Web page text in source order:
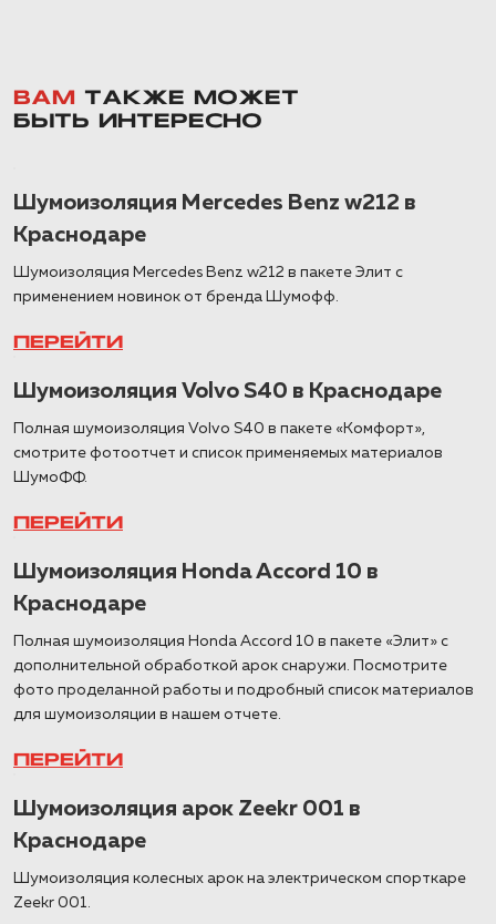
ВАМ
ТАКЖЕ МОЖЕТ
БЫТЬ ИНТЕРЕСНО
Шумоизоляция Mercedes Benz w212 в
Краснодаре
Шумоизоляция Mercedes Benz w212 в пакете Элит с
применением новинок от бренда Шумофф.
ПЕРЕЙТИ
Шумоизоляция Volvo S40 в Краснодаре
Полная шумоизоляция Volvo S40 в пакете «Комфорт»,
смотрите фотоотчет и список применяемых материалов
ШумоФФ.
ПЕРЕЙТИ
Шумоизоляция Honda Accord 10 в
Краснодаре
Полная шумоизоляция Honda Accord 10 в пакете «Элит» с
дополнительной обработкой арок снаружи. Посмотрите
фото проделанной работы и подробный список материалов
для шумоизоляции в нашем отчете.
ПЕРЕЙТИ
Шумоизоляция арок Zeekr 001 в
Краснодаре
Шумоизоляция колесных арок на электрическом спорткаре
Zeekr 001.